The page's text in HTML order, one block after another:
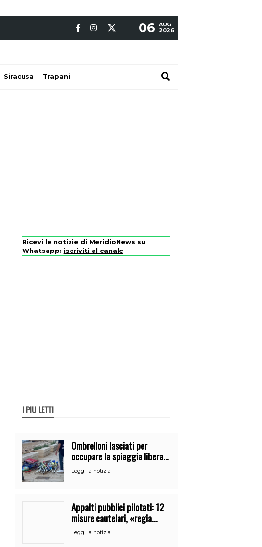
06 AUG
2026
Siracusa Trapani
Ricevi le notizie di MeridioNews su
Whatsapp: iscriviti al canale
I PIÙ LETTI
Ombrelloni lasciati per
occupare la spiaggia libera.
Maxi sequestro della Guardia
Costiera
Leggi la notizia
Appalti pubblici pilotati: 12
misure cautelari, «regia
occulta» di un uomo vicino al
clan
Leggi la notizia